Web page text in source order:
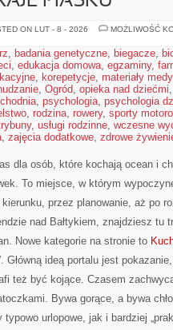
ON LUT - 8 - 2026
MOŻLIWOŚĆ
, badania genetyczne, biegacze,
, edukacja domowa, egzaminy,
, korepetycje, materiały
, Ogród, opieka nad dziećmi
, psychologia, psychologia
, rodzina, rowery, sporty
, usługi rodzinne, wczesne
, zajęcia dodatkowe, zdrowe
dla osób, które kochają ocean i
To miejsce, w którym
przez planowanie, aż po
nad Bałtykiem, znajdziesz tu
Nowe kategorie na stronie to
Główną ideą portalu jest
też być kojące. Czasem
Bywa gorące, a bywa
urlopowe, jak i bardziej